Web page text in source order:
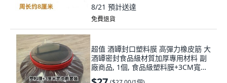
8/21 預計送達
免費退貨
超值 酒罈封口塑料膜 高彈力橡皮筋 大
酒罈密封食品級材質加厚專用材料 副
廠商品, 1個, 食品級塑料膜+3CM寬紅
色鬆緊帶,35*35釐米 適用於5.0-15.0